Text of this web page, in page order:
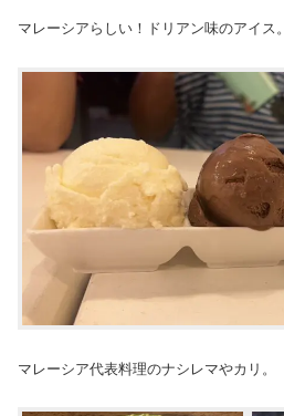
マレーシアらしい！ドリアン味のアイス。
マレーシア代表料理のナシレマやカリ。